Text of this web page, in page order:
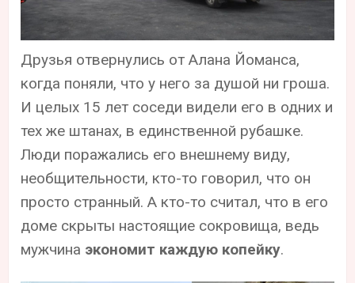
Друзья отвернулись от Алана Йоманса,
когда поняли, что у него за душой ни гроша.
И целых 15 лет соседи видели его в одних и
тех же штанах, в единственной рубашке.
Люди поражались его внешнему виду,
необщительности, кто-то говорил, что он
просто странный. А кто-то считал, что в его
доме скрыты настоящие сокровища, ведь
мужчина экономит каждую копейку.